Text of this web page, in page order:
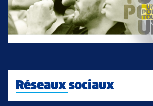
Réseaux sociaux